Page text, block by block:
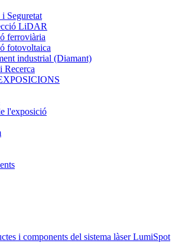
Seguretat
LiDAR
ferroviària
fotovoltaica
industrial (Diamant)
Recerca
l'exposició
i components del sistema làser LumiSpot